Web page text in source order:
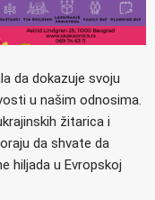
da dokazuje svoju
u našim odnosima.
žitarica i
da shvate da
hiljada u Evropskoj